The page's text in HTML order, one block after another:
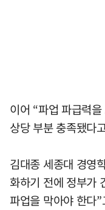
이어 “파업 파급력
상당 부분 충족됐다
김대종 세종대 경영
화하기 전에 정부가
파업을 막아야 한다